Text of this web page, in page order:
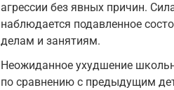
агрессии без явных причин.
наблюдается подавленное
делам и занятиям.
Неожиданное ухудшение
по сравнению с предыдущим